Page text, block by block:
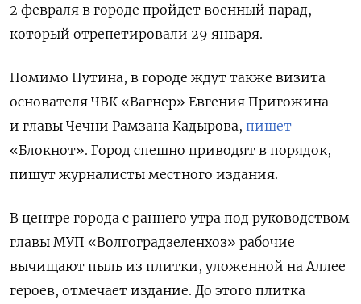
2 февраля в городе пройдет военный парад,
который отрепетировали 29 января.
Помимо Путина, в городе ждут также визита
основателя ЧВК «Вагнер» Евгения Пригожина
и главы Чечни Рамзана Кадырова, пишет
«Блокнот». Город спешно приводят в порядок,
пишут журналисты местного издания.
В центре города с раннего утра под руководством
главы МУП «Волгоградзеленхоз» рабочие
вычищают пыль из плитки, уложенной на Аллее
героев, отмечает издание. До этого плитка